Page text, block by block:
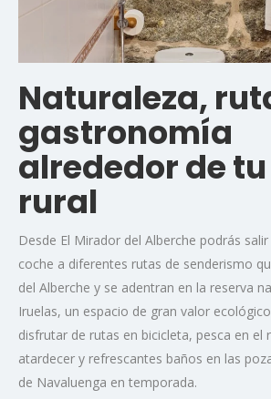
Naturaleza,
gastronomía
alrededor de
rural
Desde El Mirador del Alberche podrás
coche a diferentes rutas de senderismo
del Alberche y se adentran en la reserva
Iruelas, un espacio de gran valor
disfrutar de rutas en bicicleta, pesca en el
atardecer y refrescantes baños en las
de Navaluenga en temporada.